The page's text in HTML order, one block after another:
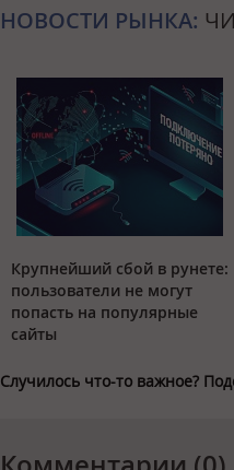
НОВОСТИ РЫНКА:
Крупнейший сбой в рунете:
пользователи не могут
попасть на популярные
сайты
Случилось что-то важное?